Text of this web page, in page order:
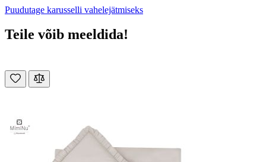
Puudutage karusselli vahelejätmiseks
Teile võib meeldida!